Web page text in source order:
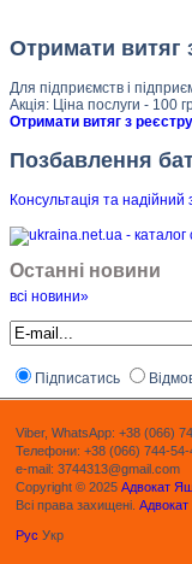
Отримати витяг
Для підприємств і
Акція: Ціна послуги - 100
Отримати витяг з
Позбавлення
Консультація та надійний
Останні новини
всі новини»
Підписатись
Viber, WhatsApp: +38 (066)
Телефони: +38 (066) 744-
e-mail: 3744313@gmail.com
Copyright © 2025 Адвокат
Всі права захищені. Адвокат
Рус Укр